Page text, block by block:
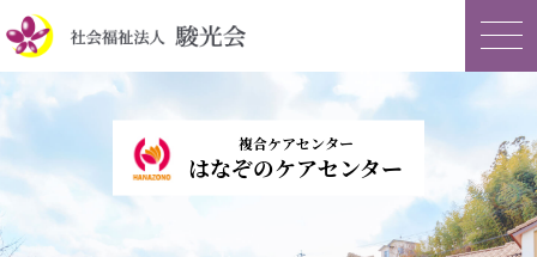
複合ケアセンター
はなぞのケアセンター